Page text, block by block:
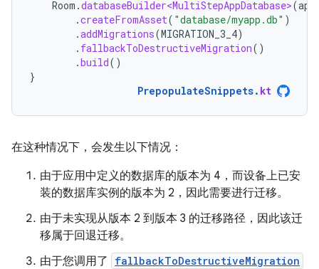
Room .databaseBuilder<MultiStepAppDatabase>(
.createFromAsset( "database/myapp.db" )
.addMigrations(MIGRATION_3_4)
. fallbackToDestructiveMigration()
.build()
}
PrepopulateSnippets. kt
在这种情况下，会发生以下情况：
由于应用中定义的数据库的版本为 4，而设备上已安
装的数据库实例的版本为 2，因此需要进行迁移。
由于未实现从版本 2 到版本 3 的迁移路径，因此该迁
移属于回退迁移。
由于您调用了
fallbackToDestructiveMigration